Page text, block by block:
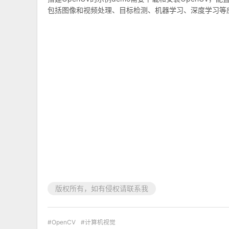
包括图像和视频处理、目标检测、机器学习、深度学习等
版权所有，如有侵权请联系我
OpenCV 计算机视觉